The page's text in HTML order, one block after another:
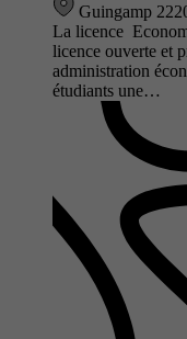
Guingamp
La licence
licence ouverte et
administration
étudiants une…